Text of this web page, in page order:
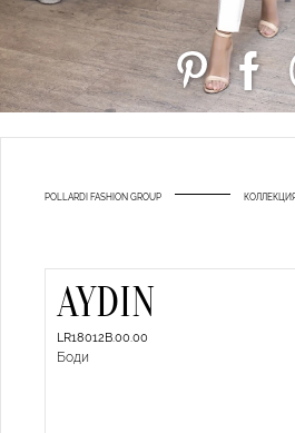
POLLARDI FASHION GROUP КОЛЛЕКЦИЯ
AYDIN
LR18012B.00.00
Боди